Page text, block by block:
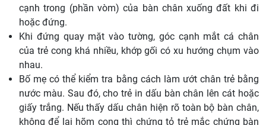
cạnh trong (phần vòm) của bàn chân xuống đất khi đi
hoặc đứng.
Khi đứng quay mặt vào tường, góc cạnh mắt cá chân
của trẻ cong khá nhiều, khớp gối có xu hướng chụm vào
nhau.
Bố mẹ có thể kiểm tra bằng cách làm ướt chân trẻ bằng
nước màu. Sau đó, cho trẻ in dấu bàn chân lên cát hoặc
giấy trắng. Nếu thấy dấu chân hiện rõ toàn bộ bàn chân,
không để lại hõm cong thì chứng tỏ trẻ mắc chứng bàn